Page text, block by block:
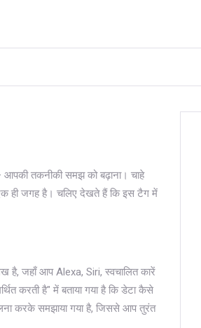
तकनीकी समझ को बढ़ाना। चाहे
एक ही जगह है। चलिए देखते हैं कि इस टैग में
लेख है, जहाँ आप Alexa, Siri, स्वचालित कारें
करती है" में बताया गया है कि डेटा कैसे
करके समझाया गया है, जिससे आप तुरंत